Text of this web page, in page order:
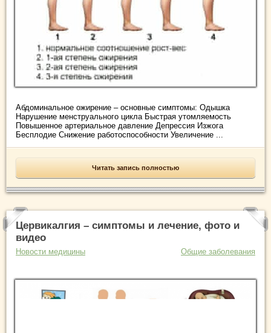
Абдоминальное ожирение – основные симптомы: Одышка
Нарушение менструального цикла Быстрая утомляемость
Повышенное артериальное давление Депрессия Изжога
Бесплодие Снижение работоспособности Увеличение ...
Читать запись полностью
Цервикалгия – симптомы и лечение, фото и
видео
Новости медицины Общие заболевания